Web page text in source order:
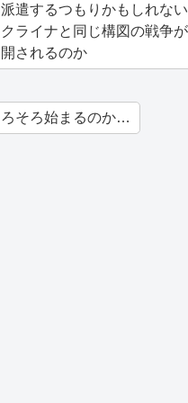
遣するつもりかもしれない
クライナと同じ構図の戦争
されるのか
そろ始まるのか…